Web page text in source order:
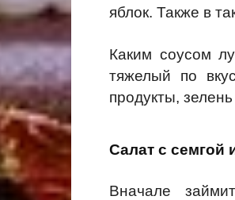
яблок. Также в
Каким соусом
тяжелый по
продукты,
Салат с семгой
Вначале